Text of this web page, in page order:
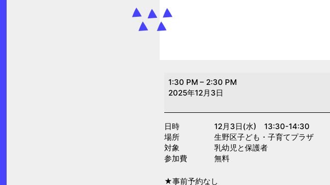
身
体
定
②(子
育
1:30 PM – 2:30 PM
2025年12月3日
日時 12月3日(水) 13:30-14:30
場所 生野区子ども・子育てプラザ
対象 乳幼児と保護者
参加費 無料
★事前予約なし